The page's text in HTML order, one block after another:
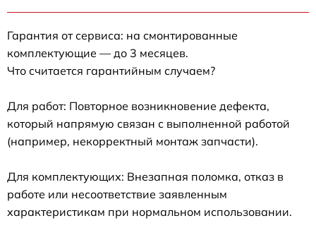
Гарантия от сервиса: на смонтированные
комплектующие — до 3 месяцев.
Что считается гарантийным случаем?
Для работ: Повторное возникновение дефекта,
который напрямую связан с выполненной работой
(например, некорректный монтаж запчасти).
Для комплектующих: Внезапная поломка, отказ в
работе или несоответствие заявленным
характеристикам при нормальном использовании.